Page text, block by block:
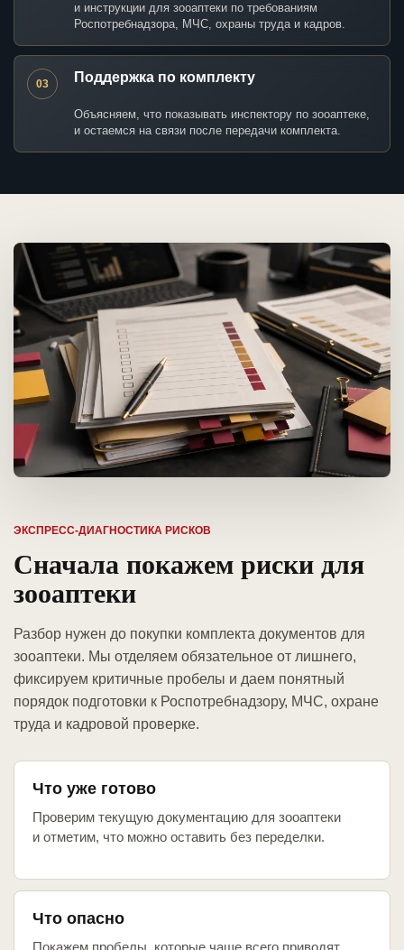
и инструкции для зооаптеки по требованиям
Роспотребнадзора, МЧС, охраны труда и кадров.
03 Поддержка по комплекту
Объясняем, что показывать инспектору по зооаптеке,
и остаемся на связи после передачи комплекта.
ЭКСПРЕСС-ДИАГНОСТИКА РИСКОВ
Сначала покажем риски для
зооаптеки
Разбор нужен до покупки комплекта документов для
зооаптеки. Мы отделяем обязательное от лишнего,
фиксируем критичные пробелы и даем понятный
порядок подготовки к Роспотребнадзору, МЧС, охране
труда и кадровой проверке.
Что уже готово
Проверим текущую документацию для зооаптеки
и отметим, что можно оставить без переделки.
Что опасно
Покажем пробелы, которые чаще всего приводят